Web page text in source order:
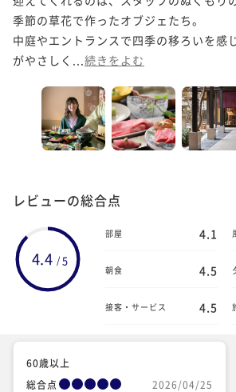
季節の草花で作ったオブジェたち。
中庭やエントランスで四季の移ろいを感
がやさしく... 続きをよむ
レビューの総合点
4.4 / 5
部屋 4.1
朝食 4.5
接客・サービス 4.5
60歳以上
総合点
2026/04/25